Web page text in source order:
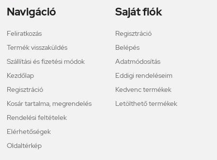
Navigáció
Feliratkozás
Termék visszaküldés
Szállítási és fizetési módok
Kezdőlap
Regisztráció
Kosár tartalma, megrendelés
Rendelési feltételek
Elérhetőségek
Oldaltérkép
Saját fiók
Regisztráció
Belépés
Adatmódosítás
Eddigi rendeléseim
Kedvenc termékek
Letölthető termékek